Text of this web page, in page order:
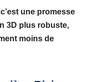
une promesse
3D plus robuste,
moins de